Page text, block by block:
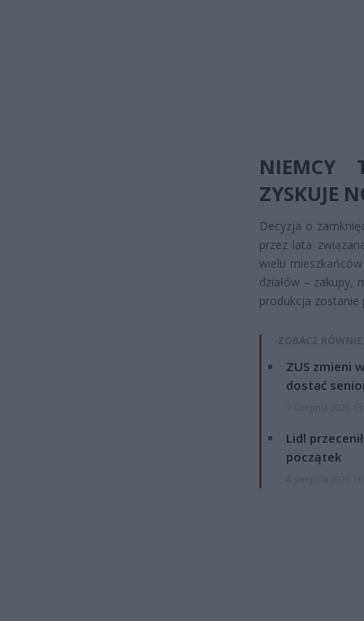
NIEMCY
ZYSKUJE
Decyzja o
przez lata
wielu
działów – zakupy,
produkcja zostanie
ZOBACZ
ZUS zmieni
dostać
Lidl
początek